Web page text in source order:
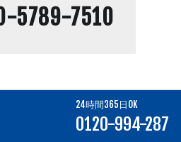
5789-7510
24時間365日OK
0120-994-287